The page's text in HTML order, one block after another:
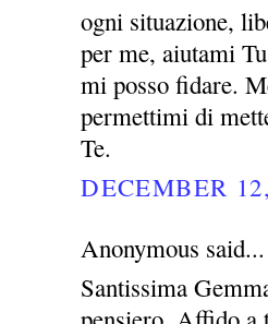
ogni situazione,
per me, aiutami
mi posso fidare.
permettimi di
Te.
DECEMBER
Anonymous said...
Santissima